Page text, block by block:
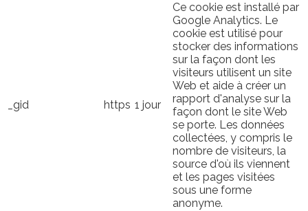
_gid https 1 jour
Ce cookie est installé par
Google Analytics. Le
cookie est utilisé pour
stocker des informations
sur la façon dont les
visiteurs utilisent un site
Web et aide à créer un
rapport d'analyse sur la
façon dont le site Web
se porte. Les données
collectées, y compris le
nombre de visiteurs, la
source d'où ils viennent
et les pages visitées
sous une forme
anonyme.